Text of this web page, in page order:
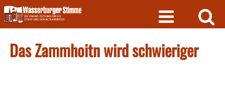
Skip
to
content
Das Zammhoitn wird schwieriger